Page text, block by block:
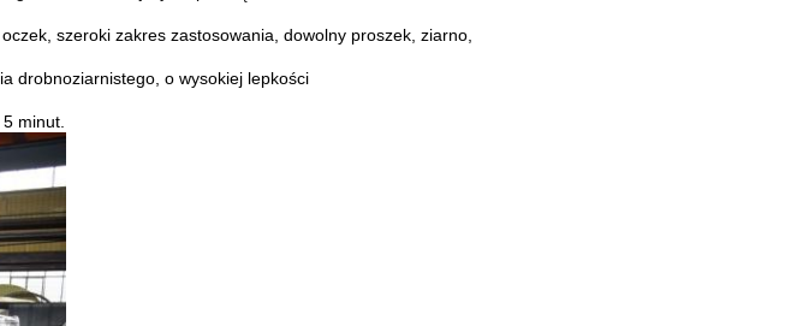
szeroki zakres zastosowania, dowolny proszek, ziarno,
drobnoziarnistego, o wysokiej lepkości
minut.